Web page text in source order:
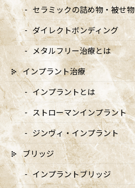
コ
ン
テ
ン
ツ
に
移
動
ナ
ビ
ゲ
ー
シ
ョ
ン
に
移
動 メディア
HOME メディア wtng-ban_アートボード 1
2025/08/23
セラミックの詰め物・被せ物
ダイレクトボンディング
メタルフリー治療とは
インプラント治療
インプラントとは
ストローマンインプラント
ジンヴィ・インプラント
ブリッジ
インプラントブリッジ